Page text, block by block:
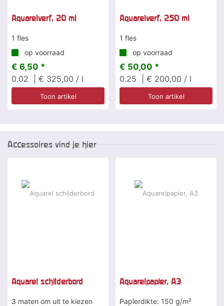
Aquarelverf, 20 ml
1 fles
op voorraad
€ 6,50 *
0.02
| € 325,00 / l
Toon artikel
Aquarelverf, 250 ml
1 fles
op voorraad
€ 50,00 *
0.25
| € 200,00 / l
Toon artikel
Accessoires vind je hier
Aquarel schilderbord
3 maten om uit te kiezen
Aquarelpapier, A3
Papierdikte: 150 g/m²